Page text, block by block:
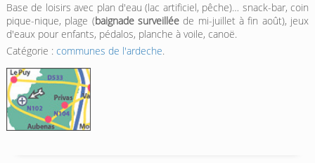
Base de loisirs avec plan d'eau (lac artificiel, pêche)… snack-bar, coin
pique-nique, plage (baignade surveilléede mi-juillet à fin août), jeux
d'eaux pour enfants, pédalos, planche à voile, canoë.
Catégorie : communes de l'ardeche.